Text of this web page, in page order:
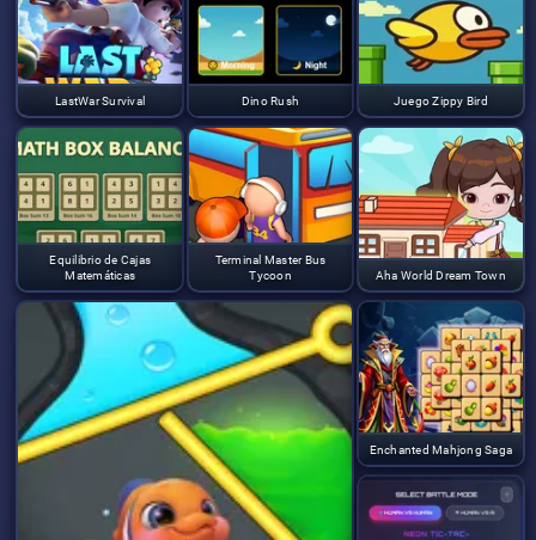
LastWar Survival Dino Rush Juego Zippy Bird
Equilibrio de Cajas
Matemáticas
Terminal Master Bus
Tycoon
Aha World Dream Town
Enchanted Mahjong Saga